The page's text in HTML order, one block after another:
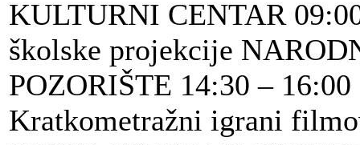
KULTURNI CENTAR
školske projekcije
POZORIŠTE 14:30 – 16:00
Kratkometražni igrani